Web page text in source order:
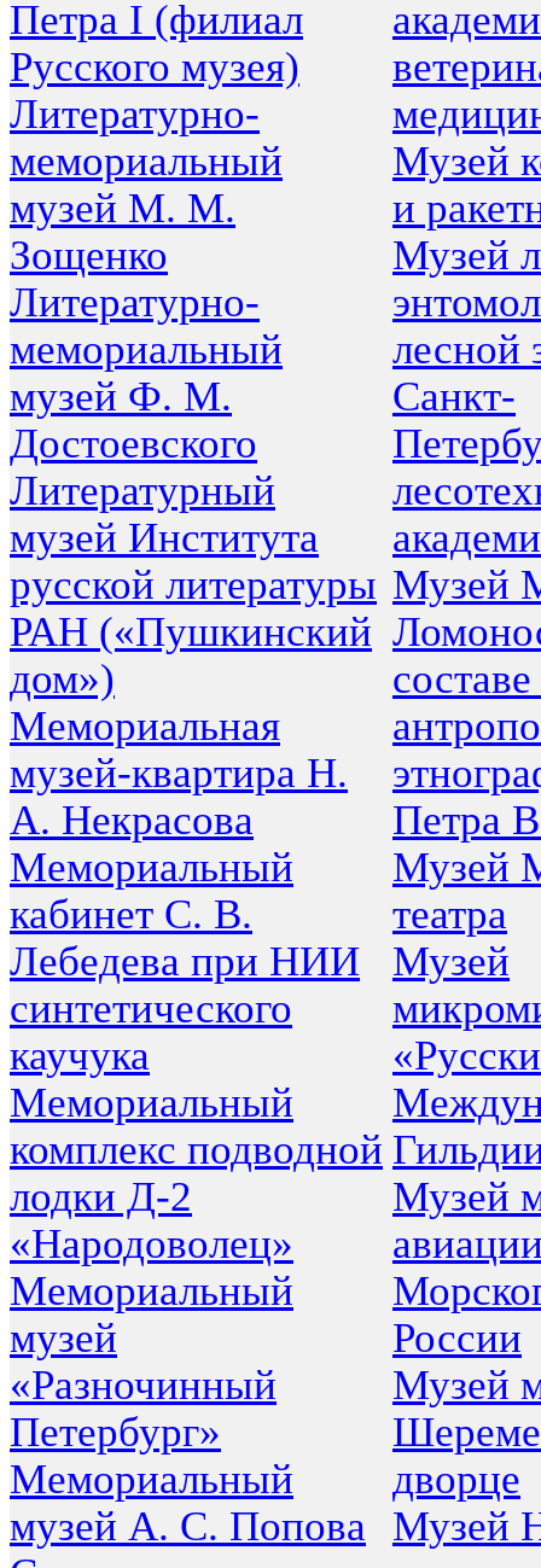
Петра I (филиал
Русского музея)
Литературно-
мемориальный
музей М. М.
Зощенко
Литературно-
мемориальный
музей Ф. М.
Достоевского
Литературный
музей Института
русской литературы
РАН («Пушкинский
дом»)
Мемориальная
музей-квартира Н.
А. Некрасова
Мемориальный
кабинет С. В.
Лебедева при НИИ
синтетического
каучука
Мемориальный
комплекс подводной
лодки Д-2
«Народоволец»
Мемориальный
музей
«Разночинный
Петербург»
Мемориальный
музей А. С. Попова
Музей
и
Музей
лесной
Санкт-
Музей
Петра
Музей
театра
Музей
Музей
России
Музей
дворце
Музей